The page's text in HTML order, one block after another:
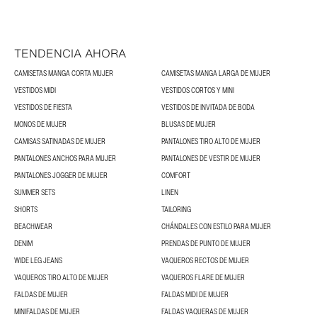
TENDENCIA AHORA
CAMISETAS MANGA CORTA MUJER
CAMISETAS MANGA LARGA DE MUJER
VESTIDOS MIDI
VESTIDOS CORTOS Y MINI
VESTIDOS DE FIESTA
VESTIDOS DE INVITADA DE BODA
MONOS DE MUJER
BLUSAS DE MUJER
CAMISAS SATINADAS DE MUJER
PANTALONES TIRO ALTO DE MUJER
PANTALONES ANCHOS PARA MUJER
PANTALONES DE VESTIR DE MUJER
PANTALONES JOGGER DE MUJER
COMFORT
SUMMER SETS
LINEN
SHORTS
TAILORING
BEACHWEAR
CHÁNDALES CON ESTILO PARA MUJER
DENIM
PRENDAS DE PUNTO DE MUJER
WIDE LEG JEANS
VAQUEROS RECTOS DE MUJER
VAQUEROS TIRO ALTO DE MUJER
VAQUEROS FLARE DE MUJER
FALDAS DE MUJER
FALDAS MIDI DE MUJER
MINIFALDAS DE MUJER
FALDAS VAQUERAS DE MUJER